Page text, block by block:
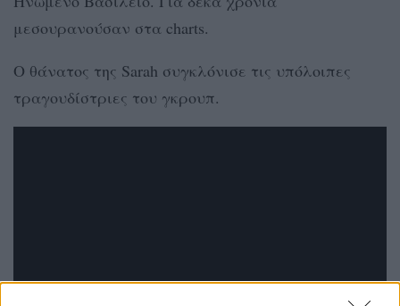
μεσουρανούσαν στα charts.
O θάνατος της Sarah συγκλόνισε τις υπόλοιπες
τραγουδίστριες του γκρουπ.